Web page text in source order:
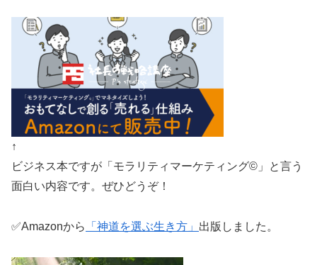
↑
ビジネス本ですが「モラリティマーケティング©︎」と言う
面白い内容です。ぜひどうぞ！
✅Amazonから 「神道を選ぶ生き方」 出版しました。